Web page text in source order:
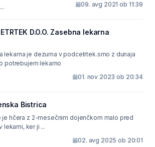
09. avg 2021 ob 11:39
D.O.O. Zasebna lekarna
lekarna je dezurna v podcetrtek.smo z dunaja
potrebujem lekarno
01. nov 2023 ob 20:34
Bistrica
je hčera z 2-mesečnim dojenčkom malo pred
lekarni, ker ji ...
02. avg 2025 ob 20:01